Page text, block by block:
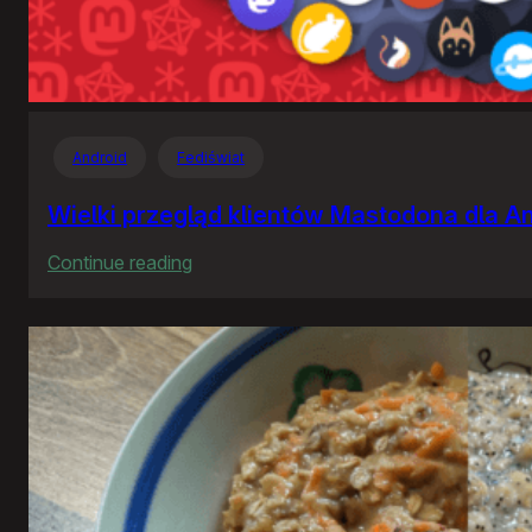
Android Fediświat
Wielki przegląd klientów Mastodona dla
Continue reading
przegląd
klientów
Mastodona
dla
Androida